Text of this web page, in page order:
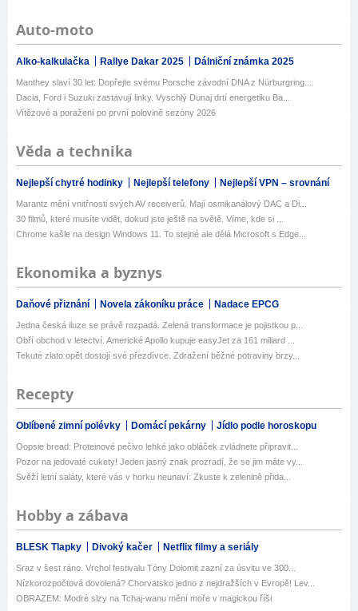
Auto-moto
Alko-kalkulačka Rallye Dakar 2025 Dálniční známka 2025
Manthey slaví 30 let: Dopřejte svému Porsche závodní DNA z Nürburgring...
Dacia, Ford i Suzuki zastavují linky. Vyschlý Dunaj drtí energetiku Ba...
Vítězové a poražení po první polovině sezóny 2026
Věda a technika
Nejlepší chytré hodinky Nejlepší telefony Nejlepší VPN – srovnání
Marantz mění vnitřnosti svých AV receiverů. Mají osmikanálový DAC a Di...
30 filmů, které musíte vidět, dokud jste ještě na světě. Víme, kde si ...
Chrome kašle na design Windows 11. To stejné ale dělá Microsoft s Edge...
Ekonomika a byznys
Daňové přiznání Novela zákoníku práce Nadace EPCG
Jedna česká iluze se právě rozpadá. Zelená transformace je pojistkou p...
Obří obchod v letectví. Americké Apollo kupuje easyJet za 161 miliard ...
Tekuté zlato opět dostojí své přezdívce. Zdražení běžné potraviny brzy...
Recepty
Oblíbené zimní polévky Domácí pekárny Jídlo podle horoskopu
Oopsie bread: Proteinové pečivo lehké jako obláček zvládnete připravit...
Pozor na jedovaté cukety! Jeden jasný znak prozradí, že se jim máte vy...
Svěží letní saláty, které vás v horku neunaví: Zkuste k zelenině přida...
Hobby a zábava
BLESK Tlapky Divoký kačer Netflix filmy a seriály
Sraz v šest ráno. Vrchol festivalu Tóny Dolomit zazní za úsvitu ve 300...
Nízkorozpočtová dovolená? Chorvatsko jedno z nejdražších v Evropě! Lev...
OBRAZEM: Modré slzy na Tchaj-wanu mění moře v magickou říši